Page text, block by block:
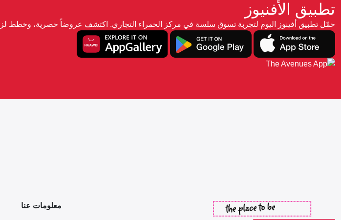
تطبيق الأفنيوز
حمّل تطبيق أفينوز اليوم لتجربة تسوق سلسة في مركز الحمراء التجاري. اكتشف عروضاً حصرية، وخطط
معلومات عنا